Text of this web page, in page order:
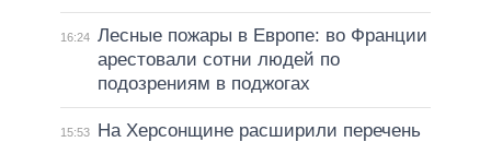
16:24 Лесные пожары в Европе: во Франции
арестовали сотни людей по
подозрениям в поджогах
15:53
На Херсонщине расширили перечень